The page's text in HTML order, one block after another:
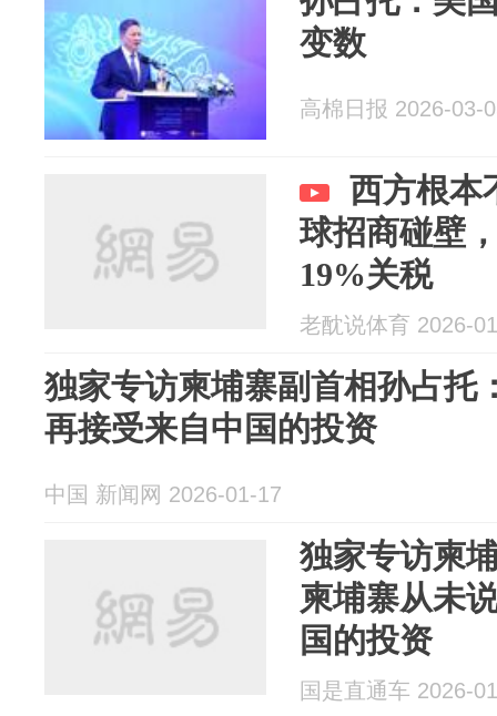
变数
高棉日报 2026-03-
西方根本
球招商碰壁
19%关税
老酖说体育 2026-
独家专访柬埔寨副首相孙占托
再接受来自中国的投资
中国 新闻网 2026-01-17
独家专访柬
柬埔寨从未
国的投资
国是直通车 2026-